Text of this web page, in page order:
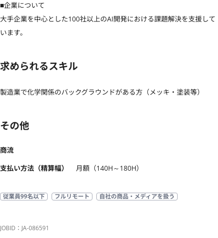
■企業について
大手企業を中心とした100社以上のAI開発における課題解決を支援して
います。
求められるスキル
製造業で化学関係のバックグラウンドがある方（メッキ・塗装等）
その他
商流
支払い方法（精算幅）
月額（140H～180H）
従業員99名以下 フルリモート 自社の商品・メディアを扱う
JOBID：JA-086591